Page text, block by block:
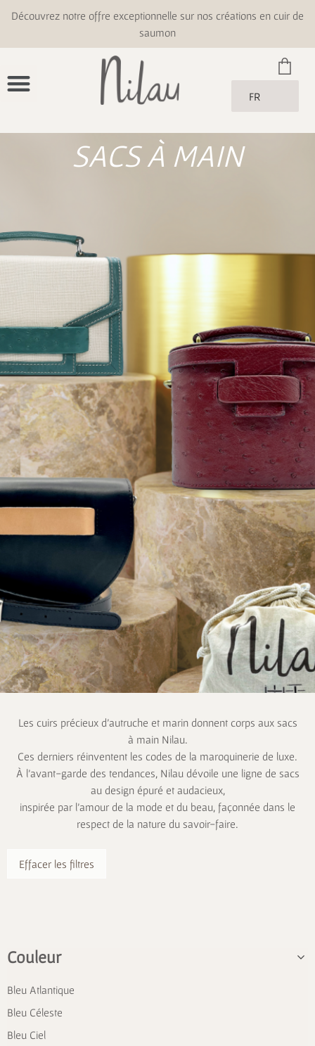
Découvrez notre offre exceptionnelle sur nos créations en cuir de
saumon
FR
SACS À MAIN
Les cuirs précieux d’autruche et marin donnent corps aux sacs
à main Nilau.
Ces derniers réinventent les codes de la maroquinerie de luxe.
À l’avant-garde des tendances, Nilau dévoile une ligne de sacs
au design épuré et audacieux,
inspirée par l’amour de la mode et du beau, façonnée dans le
respect de la nature du savoir-faire.
Effacer les filtres
Couleur
Bleu Atlantique
Bleu Céleste
Bleu Ciel